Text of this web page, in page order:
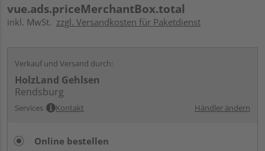
vue.ads.priceMerchantBox.total
inkl. MwSt. zzgl. Versandkosten für Paketdienst
Verkauf und Versand durch:
HolzLand Gehlsen
Rendsburg
Services Kontakt Händler ändern
Online bestellen